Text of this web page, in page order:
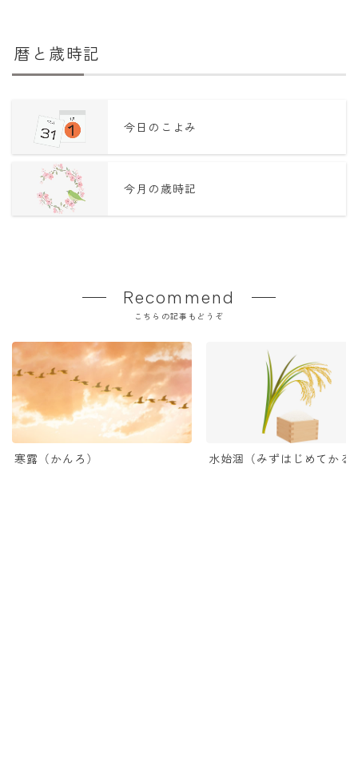
暦と歳時記
今日のこよみ
今月の歳時記
Recommend
こちらの記事もどうぞ
寒露（かんろ） 水始涸（みずはじめてかる